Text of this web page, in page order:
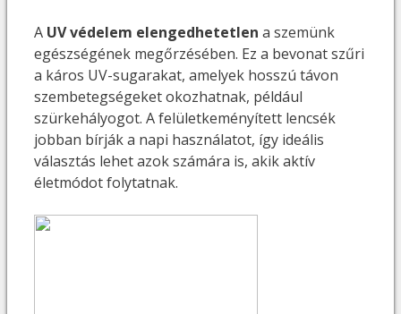
A UV védelem elengedhetetlen a szemünk
egészségének megőrzésében. Ez a bevonat szűri
a káros UV-sugarakat, amelyek hosszú távon
szembetegségeket okozhatnak, például
szürkehályogot. A felületkeményített lencsék
jobban bírják a napi használatot, így ideális
választás lehet azok számára is, akik aktív
életmódot folytatnak.